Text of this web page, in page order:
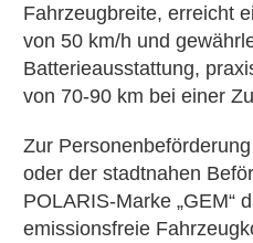
Fahrzeugbreite, erreicht
von 50 km/h und
Batterieausstattung,
von 70-90 km bei einer
Zur
oder der stadtnahen
POLARIS-Marke „GEM“
emissionsfreie